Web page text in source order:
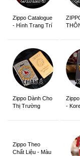
Zippo Catalogue
- Hình Trang Trí
Zippo Dành Cho
Thị Trường
-
Zippo Theo
Chất Liệu - Màu